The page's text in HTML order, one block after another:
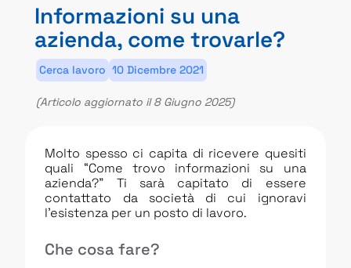
Informazioni su una
azienda, come trovarle?
Cerca lavoro 10 Dicembre 2021
(Articolo aggiornato il 8 Giugno 2025)
Molto spesso ci capita di ricevere quesiti
quali “Come trovo informazioni su una
azienda?” Ti sarà capitato di essere
contattato da società di cui ignoravi
l’esistenza per un posto di lavoro.
Che cosa fare?